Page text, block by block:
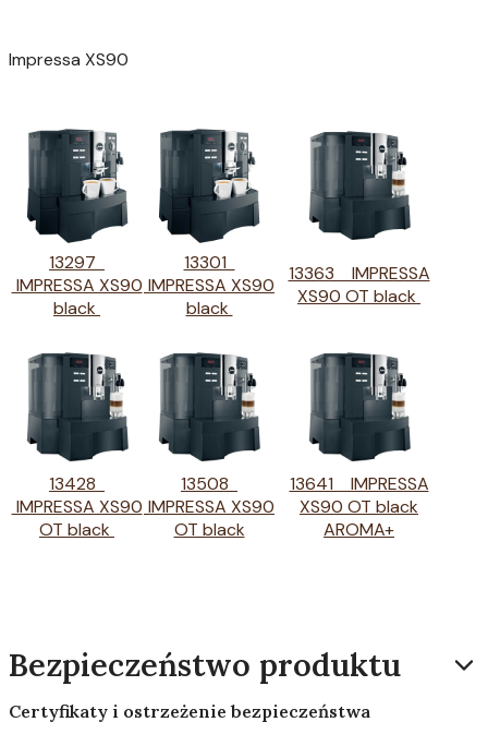
Impressa XS90
13297
IMPRESSA XS90
black
13301
IMPRESSA XS90
black
13363 IMPRESSA
XS90 OT black
13428
IMPRESSA XS90
OT black
13508
IMPRESSA XS90
OT black
13641 IMPRESSA
XS90 OT black
AROMA+
Bezpieczeństwo produktu
Certyfikaty i ostrzeżenie bezpieczeństwa